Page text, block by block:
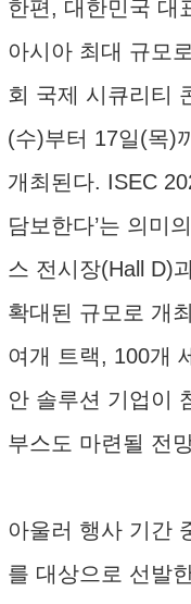
한편, 대한민국 대
아시아 최대 규모
회 국제 시큐리티
(수)부터 17일(목)
개최된다. ISEC
담보한다’는 의미
스 전시장(Hall D)
확대된 규모로 개
여개 트랙, 100개
안 솔루션 기업이
부스도 마련될 전
아울러 행사 기간
를 대상으로 선발